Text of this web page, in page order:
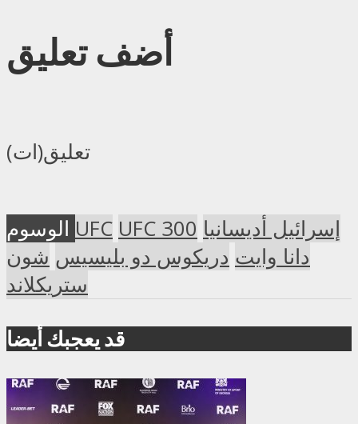
أضف تعليق
تعليق(ات)
UFC UFC 300 إسرائيل أديسانيا
دانا وايت دريكوس دو بليسيس شون
ستريكلاند
قد يعجبك أيضا